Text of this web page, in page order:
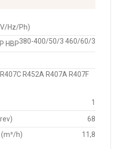
Hz/Ph)
380-400/50/3 460/60/3
HBP
R452A R407A R407F
1
68
h)
11,8